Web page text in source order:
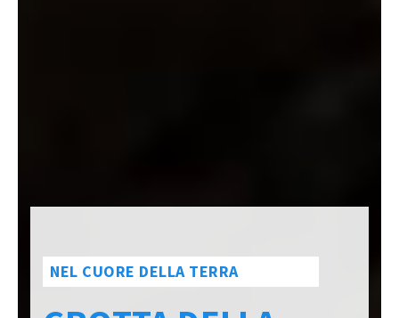
NEL CUORE DELLA TERRA